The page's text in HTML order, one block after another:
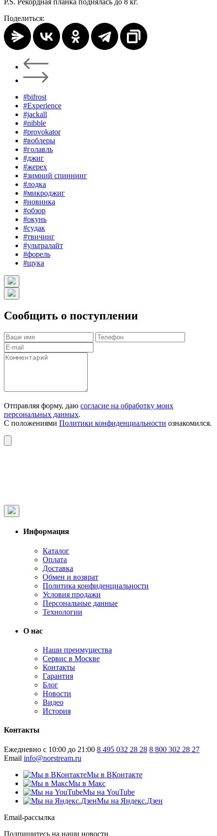
P.S. Рекордная планка поднялась до 8 кг.
Поделиться:
#bifrost
#Experience
#jackall
#nibble
#provokator
#воблеры
#голавль
#джиг
#жерех
#зимний спиннинг
#лодка
#микроджиг
#новинка
#обзор
#окунь
#судак
#твичинг
#ультралайт
#форель
#щука
Сообщить о поступлении
Отправляя форму, даю согласие на обработку моих
персональных данных.
С положениями Политики конфиденциальности ознакомился.
Информация
Каталог
Оплата
Доставка
Обмен и возврат
Политика конфиденциальности
Условия продажи
Персональные данные
Технологии
О нас
Наши преимущества
Сервис в Москве
Контакты
Гарантия
Блог
Новости
Видео
История
Контакты
Ежедневно с 10:00 до 21:00 8 495 032 28 28 8 800 302 28 27
Email info@norstream.ru
Мы в ВКонтакте
Мы в Макс
Мы на YouTube
Мы на Яндекс.Дзен
Email-рассылка
Подпишитесь на наши новости